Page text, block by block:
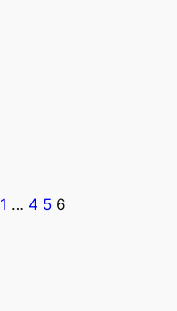
1 … 4 5 6